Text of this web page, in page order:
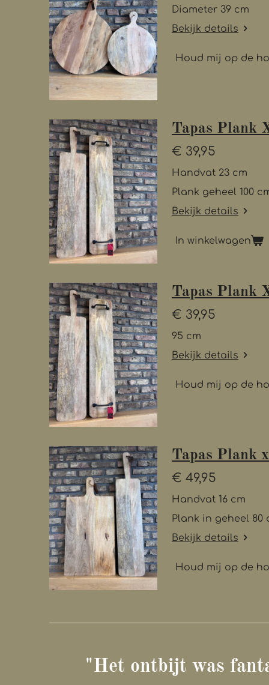
Diameter 39 cm
Bekijk details
Houd mij op de
Tapas Plank
€ 39,95
Handvat 23 cm
Plank geheel 100
Bekijk details
In winkelwagen
Tapas Plank
€ 39,95
95 cm
Bekijk details
Houd mij op de
Tapas Plank
€ 49,95
Handvat 16 cm
Plank in geheel 80
Bekijk details
Houd mij op de
"Het ontbijt was